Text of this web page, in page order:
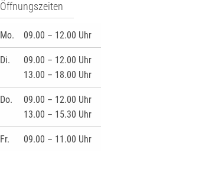
Öffnungszeiten
Mo. 09.00 – 12.00 Uhr
Di.
09.00 – 12.00 Uhr
13.00 – 18.00 Uhr
Do.
09.00 – 12.00 Uhr
13.00 – 15.30 Uhr
Fr. 09.00 – 11.00 Uhr